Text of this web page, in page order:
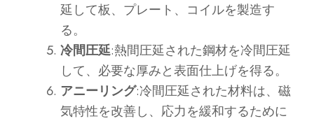
延して板、プレート、コイルを製造す
る。
冷間圧延:熱間圧延された鋼材を冷間圧延
して、必要な厚みと表面仕上げを得る。
アニーリング:冷間圧延された材料は、磁
気特性を改善し、応力を緩和するために